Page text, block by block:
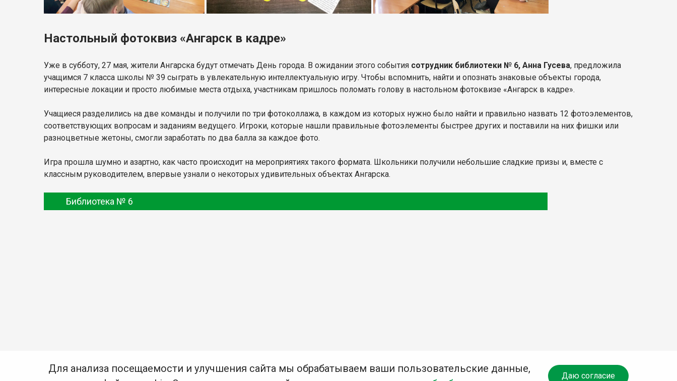
Настольный фотоквиз «Ангарск в кадре»
Уже в субботу, 27 мая, жители Ангарска будут отмечать День города. В ожидании этого события сотрудник библиотеки № 6, Анна Гусева, предложила
учащимся 7 класса школы № 39 сыграть в увлекательную интеллектуальную игру. Чтобы вспомнить, найти и опознать знаковые объекты города,
интересные локации и просто любимые места отдыха, участникам пришлось поломать голову в настольном фотоквизе «Ангарск в кадре».
Учащиеся разделились на две команды и получили по три фотоколлажа, в каждом из которых нужно было найти и правильно назвать 12 фотоэлементов,
соответствующих вопросам и заданиям ведущего. Игроки, которые нашли правильные фотоэлементы быстрее других и поставили на них фишки или
разноцветные жетоны, смогли заработать по два балла за каждое фото.
Игра прошла шумно и азартно, как часто происходит на мероприятиях такого формата. Школьники получили небольшие сладкие призы и, вместе с
классным руководителем, впервые узнали о некоторых удивительных объектах Ангарска.
Библиотека № 6
Для анализа посещаемости и улучшения сайта мы обрабатываем ваши пользовательские данные,
Даю согласие